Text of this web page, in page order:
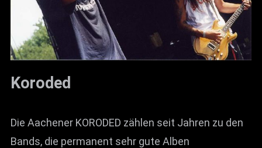
Koroded
Die Aachener KORODED zählen seit Jahren zu den
Bands, die permanent sehr gute Alben